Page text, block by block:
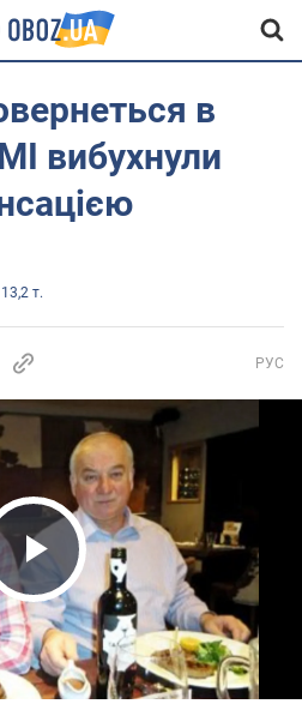
в
вибухнули
13,2 т.
РУС
Video